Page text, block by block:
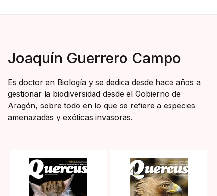
Joaquín Guerrero Campo
Es doctor en Biología y se dedica desde hace años a
gestionar la biodiversidad desde el Gobierno de
Aragón, sobre todo en lo que se refiere a especies
amenazadas y exóticas invasoras.